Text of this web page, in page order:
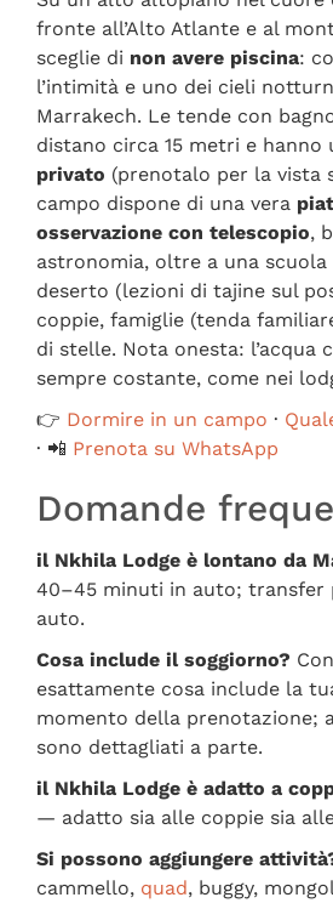
fronte all’Alto Atlante e al
sceglie di non avere piscina:
l’intimità e uno dei cieli
Marrakech. Le tende con
distano circa 15 metri e hanno
privato (prenotalo per la vista
campo dispone di una vera
osservazione con telescopio,
astronomia, oltre a una scuola
deserto (lezioni di tajine sul
coppie, famiglie (tenda
di stelle. Nota onesta: l’acqua
sempre costante, come nei
👉 Dormire in un campo ·
· 📲 Prenota su WhatsApp
Domande
il Nkhila Lodge è lontano da
40–45 minuti in auto; transfer
auto.
Cosa include il soggiorno?
esattamente cosa include la
momento della prenotazione;
sono dettagliati a parte.
il Nkhila Lodge è adatto a
— adatto sia alle coppie sia
Si possono aggiungere
cammello, quad, buggy,